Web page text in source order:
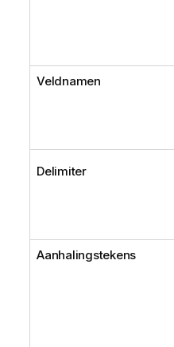
Veldnamen
Delimiter
Aanhalingstekens